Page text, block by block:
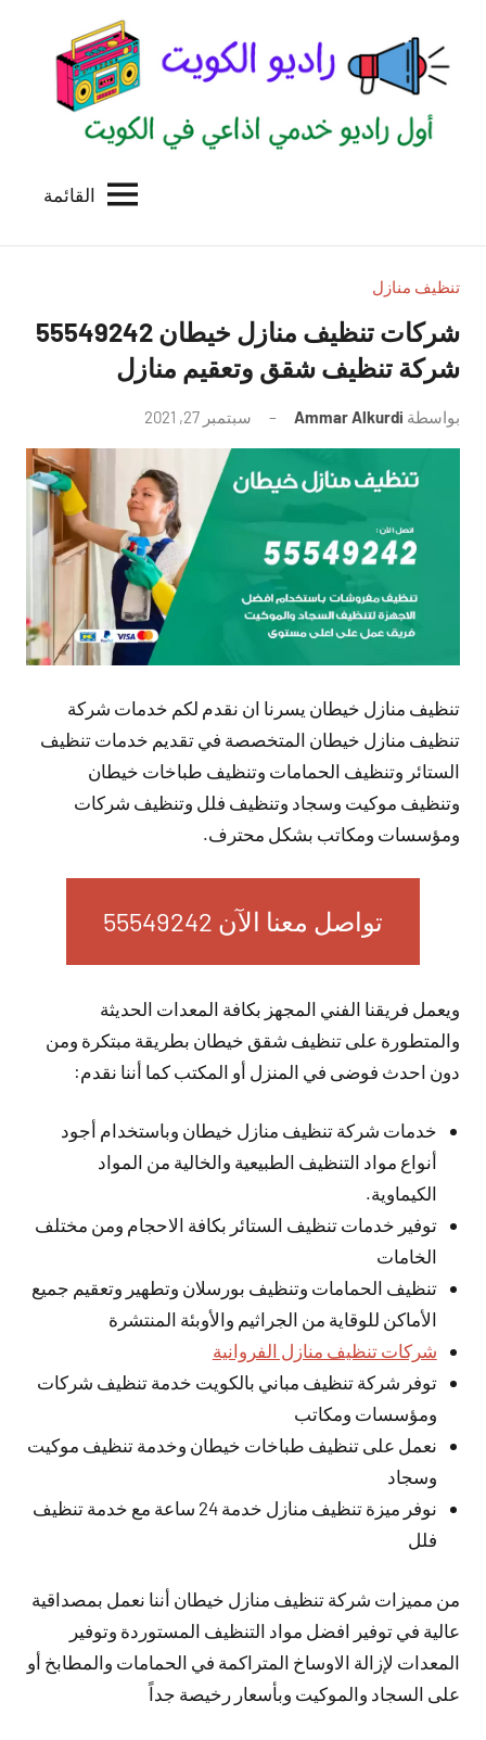
المحتوى
الكويت
للاعلانات
بالكويت
القائمة
تنظيف منازل
شركات تنظيف منازل خيطان 55549242
شركة تنظيف شقق وتعقيم منازل
بواسطة Ammar Alkurdi سبتمبر 27, 2021
توجد
تعليقات
تنظيف منازل خيطان يسرنا ان نقدم لكم خدمات شركة
تنظيف منازل خيطان المتخصصة في تقديم خدمات تنظيف
الستائر وتنظيف الحمامات وتنظيف طباخات خيطان
وتنظيف موكيت وسجاد وتنظيف فلل وتنظيف شركات
ومؤسسات ومكاتب بشكل محترف.
تواصل معنا الآن 55549242
ويعمل فريقنا الفني المجهز بكافة المعدات الحديثة
والمتطورة على تنظيف شقق خيطان بطريقة مبتكرة ومن
دون احدث فوضى في المنزل أو المكتب كما أننا نقدم:
خدمات شركة تنظيف منازل خيطان وباستخدام أجود
أنواع مواد التنظيف الطبيعية والخالية من المواد
الكيماوية.
توفير خدمات تنظيف الستائر بكافة الاحجام ومن مختلف
الخامات
تنظيف الحمامات وتنظيف بورسلان وتطهير وتعقيم جميع
الأماكن للوقاية من الجراثيم والأوبئة المنتشرة
شركات تنظيف منازل الفروانية
توفر شركة تنظيف مباني بالكويت خدمة تنظيف شركات
ومؤسسات ومكاتب
نعمل على تنظيف طباخات خيطان وخدمة تنظيف موكيت
وسجاد
نوفر ميزة تنظيف منازل خدمة 24 ساعة مع خدمة تنظيف
فلل
من مميزات شركة تنظيف منازل خيطان أننا نعمل بمصداقية
عالية في توفير افضل مواد التنظيف المستوردة وتوفير
المعدات لإزالة الاوساخ المتراكمة في الحمامات والمطابخ أو
على السجاد والموكيت وبأسعار رخيصة جداً